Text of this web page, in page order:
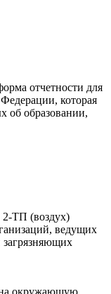
отчетности для
которая
об образовании,
2-ТП (воздух)
ведущих
загрязняющих